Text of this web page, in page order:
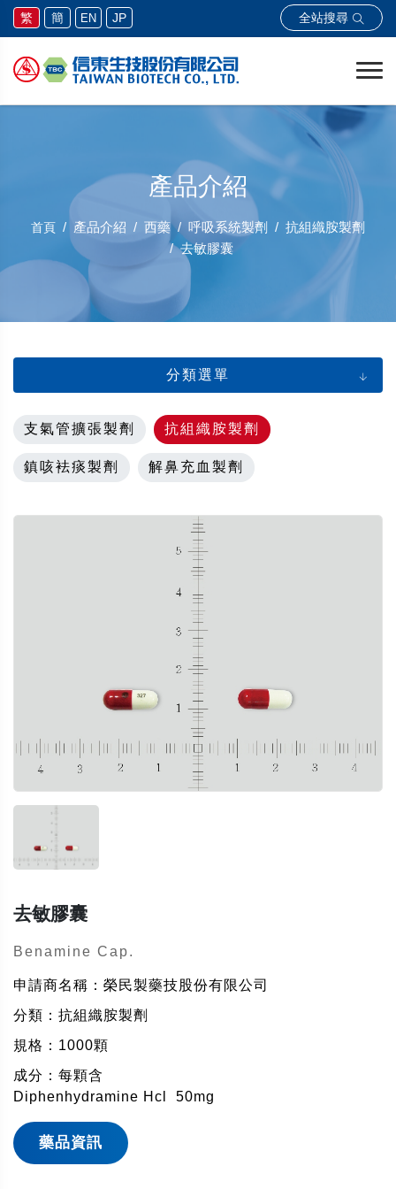
繁 簡 EN JP 全站搜尋
產品介紹
首頁 產品介紹 西藥 呼吸系統製劑
抗組織胺製劑
去敏膠囊
分類選單
支氣管擴張製劑 抗組織胺製劑
鎮咳袪痰製劑 解鼻充血製劑
去敏膠囊
Benamine Cap.
申請商名稱：榮民製藥技股份有限公司
分類：抗組織胺製劑
規格：1000顆
成分：每顆含
Diphenhydramine Hcl
50mg
藥品資訊